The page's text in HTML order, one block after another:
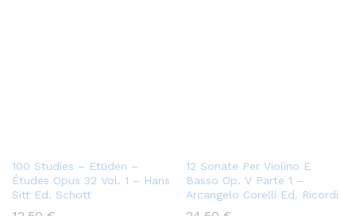
100 Studies – Etüden –
Études Opus 32 Vol. 1 – Hans
Sitt Ed. Schott
12 Sonate Per Violino E
Basso Op. V Parte 1 –
Arcangelo Corelli Ed. Ricordi